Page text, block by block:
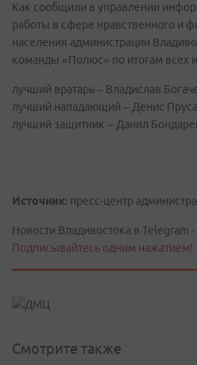
Как сообщили в управлении
работы в сфере нравственного и
населения администрации
команды «Полюс» по итогам всех
лучший вратарь – Владислав
лучший нападающий – Денис
лучший защитник – Данил
Источник: пресс-центр
Новости Владивостока в Telegram
Подписывайтесь одним нажатием!
Смотрите также